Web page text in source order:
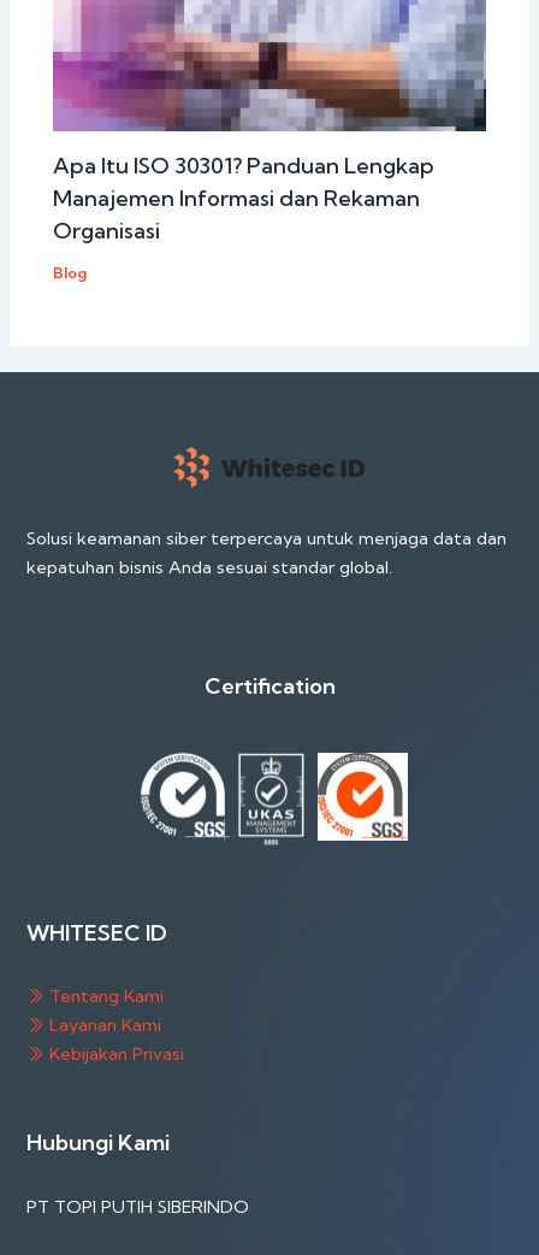
Apa Itu ISO 30301? Panduan Lengkap
Manajemen Informasi dan Rekaman
Organisasi
Blog
Solusi keamanan siber terpercaya untuk menjaga data dan
kepatuhan bisnis Anda sesuai standar global.
Certification
WHITESEC ID
Tentang Kami
Layanan Kami
Kebijakan Privasi
Hubungi Kami
PT TOPI PUTIH SIBERINDO